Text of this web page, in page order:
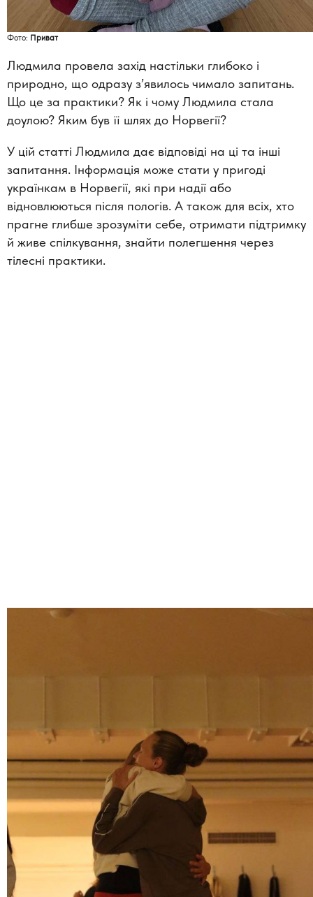
Фото: Приват
Людмила провела захід настільки глибоко і
природно, що одразу з’явилось чимало запитань.
Що це за практики? Як і чому Людмила стала
доулою? Яким був її шлях до Норвегії?
У цій статті Людмила дає відповіді на ці та інші
запитання. Інформація може стати у пригоді
українкам в Норвегії, які при надії або
відновлюються після пологів. А також для всіх, хто
прагне глибше зрозуміти себе, отримати підтримку
й живе спілкування, знайти полегшення через
тілесні практики.